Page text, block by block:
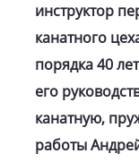
инструктор
канатного
порядка 40
его
канатную,
работы